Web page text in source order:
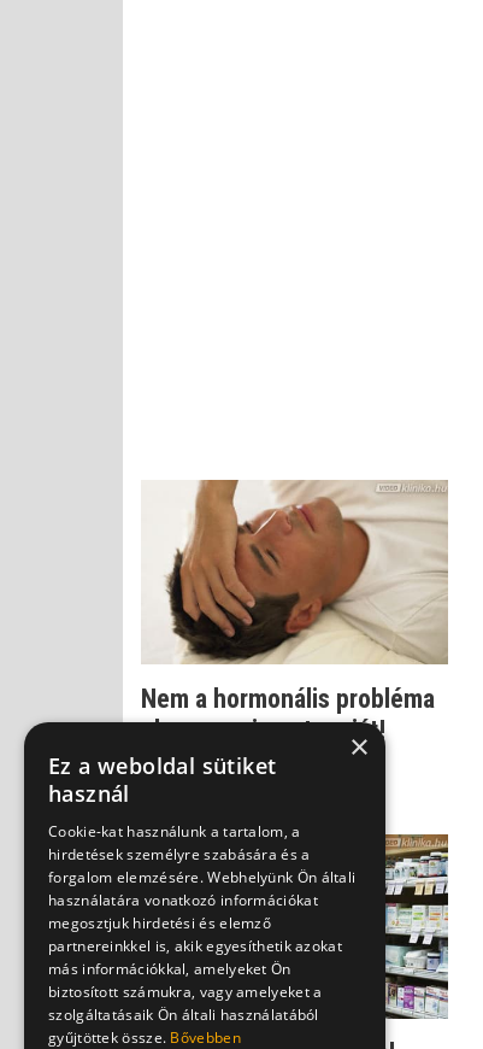
Nem a hormonális probléma
okozza az impotenciát!
Dr. Kardos Róbert ×
Ez a weboldal sütiket
használ
Cookie-kat használunk a tartalom, a
hirdetések személyre szabására és a
forgalom elemzésére. Webhelyünk Ön általi
használatára vonatkozó információkat
megosztjuk hirdetési és elemző
partnereinkkel is, akik egyesíthetik azokat
más információkkal, amelyeket Ön
biztosított számukra, vagy amelyeket a
szolgáltatásaik Ön általi használatából
gyűjtöttek össze. Bővebben